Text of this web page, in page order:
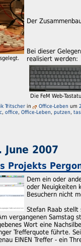
Der
Bei dieser
realisiert werden:
Die FeM Web-
Tritscher in Office-Leben um
, office, Office-Leben, putzen,
June 2007
Projekts
Dem ein oder
oder Neuigkeiten
Besuchern nicht
Stefan Raab stellt
vergangenen Samstag
Wort eine
Trefferquote führte.
EINEN Treffer - ein